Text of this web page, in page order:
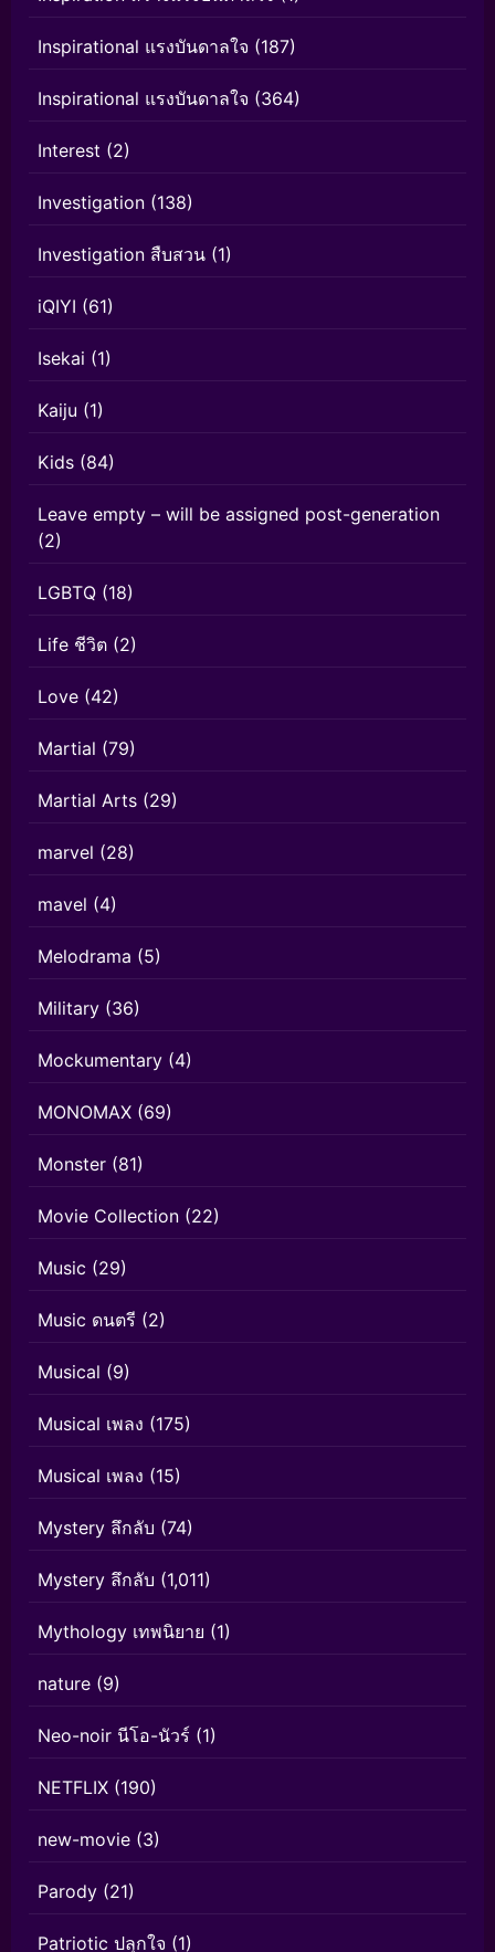
Inspirational แรงบันดาลใจ (187)
Inspirational แรงบันดาลใจ (364)
Interest (2)
Investigation (138)
Investigation สืบสวน (1)
iQIYI (61)
Isekai (1)
Kaiju (1)
Kids (84)
Leave empty – will be assigned post-generation
(2)
LGBTQ (18)
Life ชีวิต (2)
Love (42)
Martial (79)
Martial Arts (29)
marvel (28)
mavel (4)
Melodrama (5)
Military (36)
Mockumentary (4)
MONOMAX (69)
Monster (81)
Movie Collection (22)
Music (29)
Music ดนตรี (2)
Musical (9)
Musical เพลง (175)
Musical เพลง (15)
Mystery ลึกลับ (74)
Mystery ลึกลับ (1,011)
Mythology เทพนิยาย (1)
nature (9)
Neo-noir นีโอ-นัวร์ (1)
NETFLIX (190)
new-movie (3)
Parody (21)
Patriotic ปลุกใจ (1)